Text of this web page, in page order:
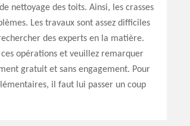
nettoyage des toits. Ainsi, les crasses
Les travaux sont assez difficiles
des experts en la matière.
opérations et veuillez remarquer
gratuit et sans engagement. Pour
il faut lui passer un coup